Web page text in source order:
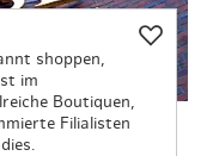
shoppen,
im
Boutiquen,
Filialisten